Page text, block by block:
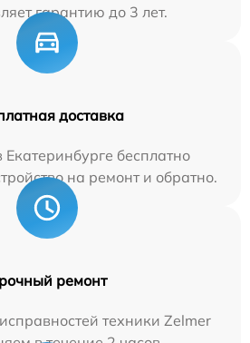
гарантию до 3 лет.
доставка
бесплатно
на ремонт и обратно.
ремонт
техники Zelmer